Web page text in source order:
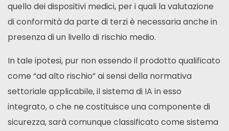
quello dei dispositivi medici, per i quali la valutazione
di conformità da parte di terzi è necessaria anche in
presenza di un livello di rischio medio.
In tale ipotesi, pur non essendo il prodotto qualificato
come “ad alto rischio” ai sensi della normativa
settoriale applicabile, il sistema di IA in esso
integrato, o che ne costituisce una componente di
sicurezza, sarà comunque classificato come sistema